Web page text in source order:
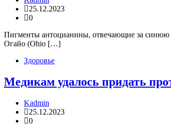
25.12.2023
0
Пигменты антоцианины, отвечающие за синюю
Огайо (Ohio […]
Здоровье
Медикам удалось придать
Kadmin
25.12.2023
0